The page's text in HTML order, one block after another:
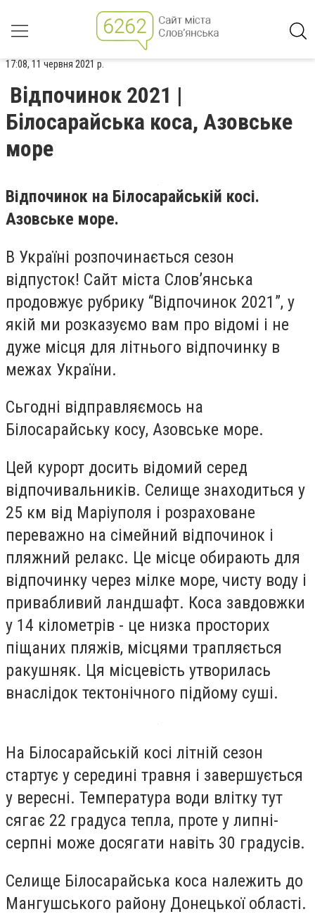
17:08, 11 червня 2021 р.
Відпочинок 2021 |
Білосарайська коса, Азовське
море
Відпочинок на Білосарайській косі.
Азовське море.
В Україні розпочинається сезон
відпусток! Сайт міста Слов’янська
продовжує рубрику “Відпочинок 2021”, у
якій ми розказуємо вам про відомі і не
дуже місця для літнього відпочинку в
межах України.
Сьгодні відправляємось на
Білосарайську косу, Азовське море.
Цей курорт досить відомий серед
відпочивальників. Селище знаходиться у
25 км від Маріуполя і розраховане
переважно на сімейний відпочинок і
пляжний релакс. Це місце обирають для
відпочинку через мілке море, чисту воду і
привабливий ландшафт. Коса завдовжки
у 14 кілометрів - це низка просторих
піщаних пляжів, місцями трапляється
ракушняк. Ця місцевість утворилась
внаслідок тектонічного підйому суші.
На Білосарайській косі літній сезон
стартує у середині травня і завершується
у вересні. Температура води влітку тут
сягає 22 градуса тепла, проте у липні-
серпні може досягати навіть 30 градусів.
Селище Білосарайська коса належить до
Мангушського району Донецької області.